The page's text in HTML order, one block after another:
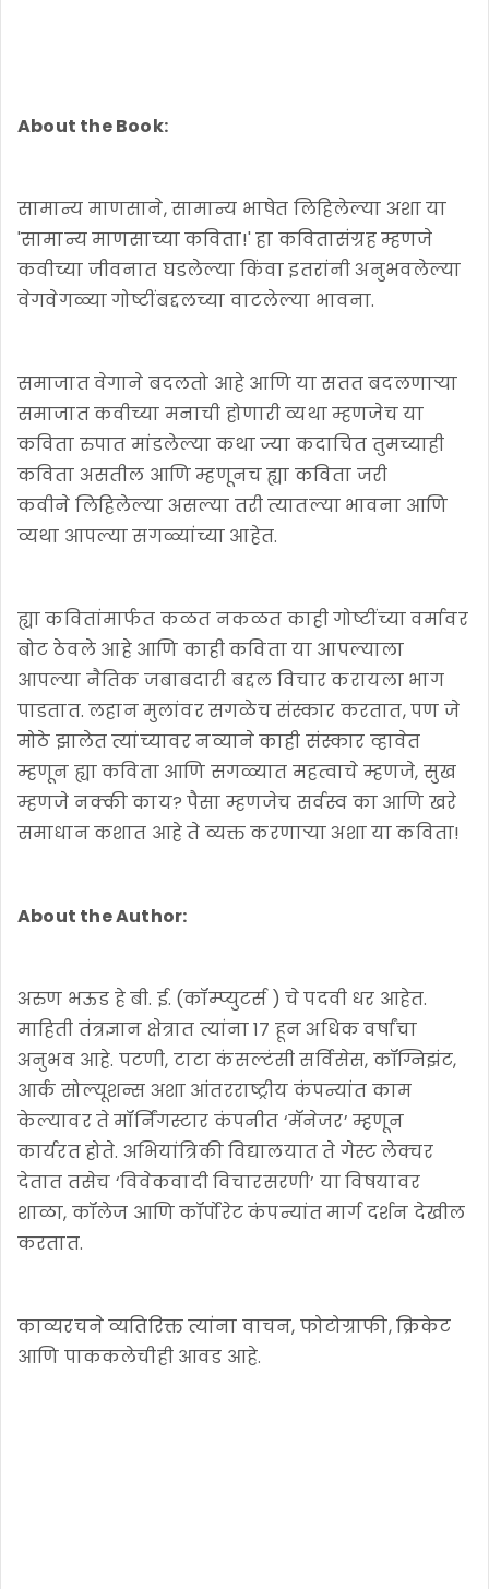
About the Book:
सामान्य माणसाने, सामान्य भाषेत लिहिलेल्या अशा या
'सामान्य माणसाच्या कविता!' हा कवितासंग्रह म्हणजे
कवीच्या जीवनात घडलेल्या किंवा इतरांनी अनुभवलेल्या
वेगवेगळ्या गोष्टींबद्दलच्या वाटलेल्या भावना.
समाजात वेगाने बदलतो आहे आणि या सतत बदलणाऱ्या
समाजात कवीच्या मनाची होणारी व्यथा म्हणजेच या
कविता रुपात मांडलेल्या कथा ज्या कदाचित तुमच्याही
कविता असतील आणि म्हणूनच ह्या कविता जरी
कवीने लिहिलेल्या असल्या तरी त्यातल्या भावना आणि
व्यथा आपल्या सगळ्यांच्या आहेत.
ह्या कवितांमार्फत कळत नकळत काही गोष्टींच्या वर्मावर
बोट ठेवले आहे आणि काही कविता या आपल्याला
आपल्या नैतिक जबाबदारी बद्दल विचार करायला भाग
पाडतात. लहान मुलांवर सगळेच संस्कार करतात, पण जे
मोठे झालेत त्यांच्यावर नव्याने काही संस्कार व्हावेत
म्हणून ह्या कविता आणि सगळ्यात महत्वाचे म्हणजे, सुख
म्हणजे नक्की काय? पैसा म्हणजेच सर्वस्व का आणि खरे
समाधान कशात आहे ते व्यक्त करणाऱ्या अशा या कविता!
About the Author:
अरुण भऊड हे बी. ई. (कॉम्प्युटर्स ) चे पदवी धर आहेत.
माहिती तंत्रज्ञान क्षेत्रात त्यांना १७ हून अधिक वर्षांचा
अनुभव आहे. पटणी, टाटा कंसल्टंसी सर्विसेस, कॉग्निझंट,
आर्क सोल्यूशन्स अशा आंतरराष्ट्रीय कंपन्यांत काम
केल्यावर ते मॉर्निंगस्टार कंपनीत ‘मॅनेजर’ म्हणून
कार्यरत होते. अभियांत्रिकी विद्यालयात ते गेस्ट लेक्चर
देतात तसेच ‘विवेकवादी विचारसरणी’ या विषयावर
शाळा, कॉलेज आणि कॉर्पोरेट कंपन्यांत मार्ग दर्शन देखील
करतात.
काव्यरचने व्यतिरिक्त त्यांना वाचन, फोटोग्राफी, क्रिकेट
आणि पाककलेचीही आवड आहे.